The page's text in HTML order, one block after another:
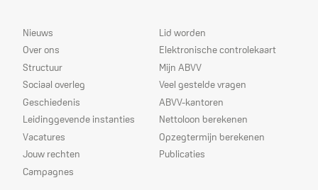
Sitemap
Nieuws
Over ons
Structuur
Sociaal overleg
Geschiedenis
Leidinggevende instanties
Vacatures
Jouw rechten
Campagnes
Dienstverlening
Lid worden
Elektronische controlekaart
Mijn ABVV
Veel gestelde vragen
ABVV-kantoren
Nettoloon berekenen
Opzegtermijn berekenen
Publicaties